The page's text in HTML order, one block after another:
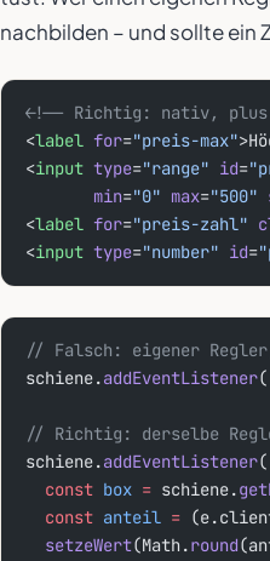
nachbilden – und sollte ein
<!-- Richtig: nativ, plus
<label for="preis-max"
<input type="range" id=
       min
="0" max="500"
<label for="preis-zahl"
<input type="number" id=
// Falsch: eigener
schiene.addEventListener(
// Richtig: derselbe
schiene.addEventListener(
  const
box = schiene.
  const
anteil =
  setzeWert
(Math.round